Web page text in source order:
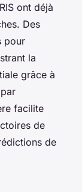
ont déjà
Des
pour
la
grâce à
facilite
de
de